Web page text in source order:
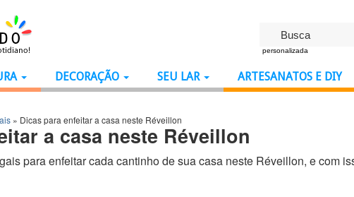
personalizada
DECORAÇÃO SEU LAR ARTESANATOS E DIY
» Dicas para enfeitar a casa neste Réveillon
a casa neste Réveillon
para enfeitar cada cantinho de sua casa neste Réveillon, e com